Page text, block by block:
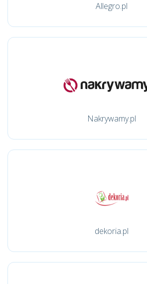
Allegro.pl
Nakrywamy.pl
dekoria.pl